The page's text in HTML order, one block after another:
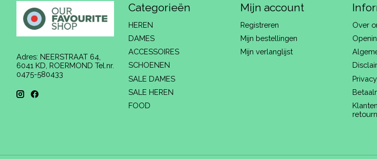
Adres: NEERSTRAAT 64,
6041 KD, ROERMOND Tel.nr.
0475-580433
Categorieën
HEREN
DAMES
ACCESSOIRES
SCHOENEN
SALE DAMES
SALE HEREN
FOOD
Mijn account
Registreren
Mijn bestellingen
Mijn verlanglijst
Over